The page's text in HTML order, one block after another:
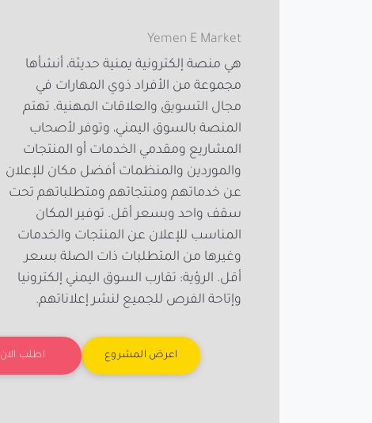
Yemen E Market
هي منصة إلكترونية يمنية حديثة، أنشأها
مجموعة من الأفراد ذوي المهارات في
مجال التسويق والعلاقات المهنية. تهتم
المنصة بالسوق اليمني، وتوفر لأصحاب
المشاريع ومقدمي الخدمات أو المنتجات
والموردين والمنظمات أفضل مكان للإعلان
عن خدماتهم ومنتجاتهم ومتطلباتهم تحت
سقف واحد وبسعر أقل. توفير المكان
المناسب للإعلان عن المنتجات والخدمات
وغيرها من المتطلبات ذات الصلة بسعر
أقل. الرؤية: تقارب السوق اليمني إلكترونيا
وإتاحة الفرص للجميع لنشر إعلاناتهم.
اعرض المشروع اطلب الان